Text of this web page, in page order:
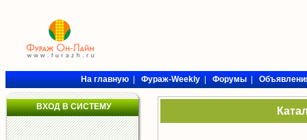
На главную|Фураж-Weekly|Форумы|
ВХОД В СИСТЕМУ